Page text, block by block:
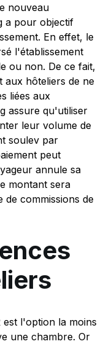
nouveau
a pour objectif
En effet, le
l'établissement
ou non. De ce fait,
aux hôteliers de ne
liées aux
assure qu'utiliser
leur volume de
soulev par
peut
annule sa
montant sera
commissions de
l'option la moins
une chambre. Or